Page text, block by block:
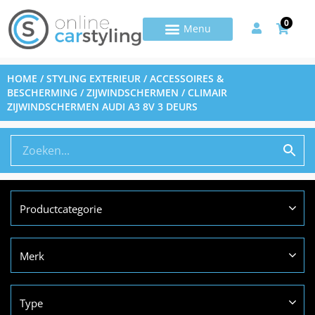
0
HOME /STYLING EXTERIEUR /ACCESSOIRES &
BESCHERMING /ZIJWINDSCHERMEN / CLIMAIR
ZIJWINDSCHERMEN AUDI A3 8V 3 DEURS
Productcategorie
Merk
Type